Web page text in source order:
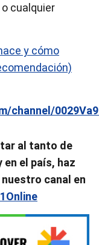
cualquier
y cómo
channel/
al tanto de
el país, haz
canal en